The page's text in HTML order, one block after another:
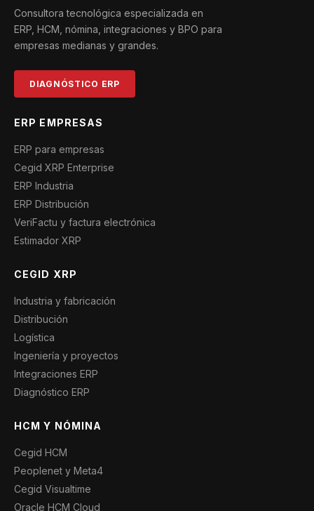
Consultora tecnológica especializada en
ERP, HCM, nómina, integraciones y BPO para
empresas medianas y grandes.
DIAGNÓSTICO ERP
ERP EMPRESAS
ERP para empresas
Cegid XRP Enterprise
ERP Industria
ERP Distribución
VeriFactu y factura electrónica
Estimador XRP
CEGID XRP
Industria y fabricación
Distribución
Logística
Ingeniería y proyectos
Integraciones ERP
Diagnóstico ERP
HCM Y NÓMINA
Cegid HCM
Peoplenet y Meta4
Cegid Visualtime
Oracle HCM Cloud